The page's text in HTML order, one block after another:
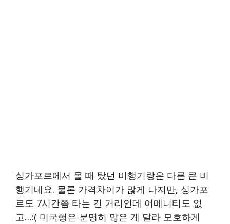
싱가포르에서 올 때 탔던 비행기랑은 다른 큰 비
행기네요. 물론 가격차이가 많게 나지만, 싱가포
르도 7시간쯤 타는 긴 거리인데 어메니티도 없
고…:( 미국행은 분명히 많은 게 달라 모호하게